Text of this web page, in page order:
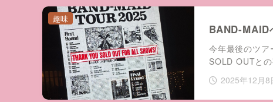
BAND-MAID
今年最後のツ
SOLD OUTと
2025年12月8
趣味